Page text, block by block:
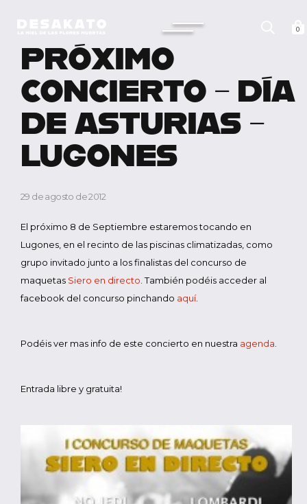
0
PRÓXIMO
CONCIERTO – DÍA
DE ASTURIAS –
LUGONES
29 de agosto de 2012
El próximo 8 de Septiembre estaremos tocando en
Lugones, en el recinto de las piscinas climatizadas, como
grupo invitado junto a los finalistas del concurso de
maquetas Siero en directo . También podéis acceder al
facebook del concurso pinchando aquí.
Podéis ver mas info de este concierto en nuestra agenda
Entrada libre y gratuita!